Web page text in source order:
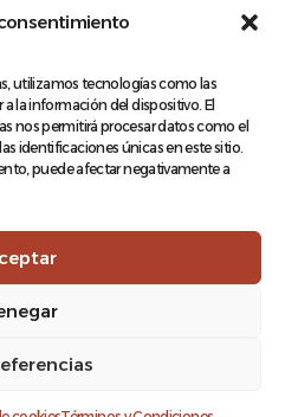
utilizamos tecnologías como las
la información del dispositivo. El
nos permitirá procesar datos como el
identificaciones únicas en este sitio.
puede afectar negativamente a
133, Cuauhtémoc,
y condiciones
In